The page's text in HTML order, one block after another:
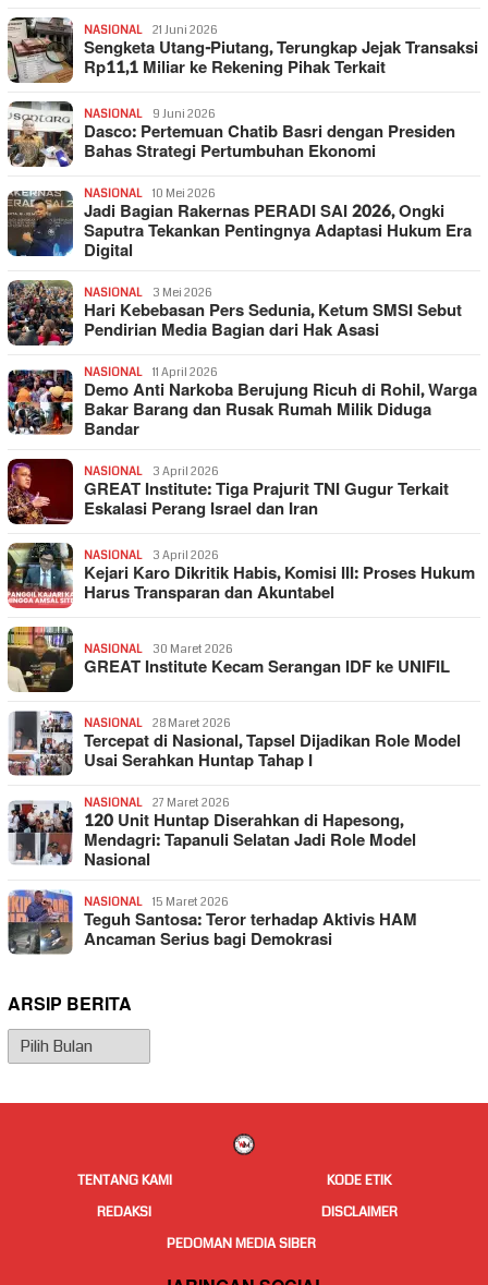
NASIONAL 21 Juni 2026
Sengketa Utang-Piutang, Terungkap Jejak Transaksi
Rp11,1 Miliar ke Rekening Pihak Terkait
NASIONAL 9 Juni 2026
Dasco: Pertemuan Chatib Basri dengan Presiden
Bahas Strategi Pertumbuhan Ekonomi
NASIONAL 10 Mei 2026
Jadi Bagian Rakernas PERADI SAI 2026, Ongki
Saputra Tekankan Pentingnya Adaptasi Hukum Era
Digital
NASIONAL 3 Mei 2026
Hari Kebebasan Pers Sedunia, Ketum SMSI Sebut
Pendirian Media Bagian dari Hak Asasi
NASIONAL 11 April 2026
Demo Anti Narkoba Berujung Ricuh di Rohil, Warga
Bakar Barang dan Rusak Rumah Milik Diduga
Bandar
NASIONAL 3 April 2026
GREAT Institute: Tiga Prajurit TNI Gugur Terkait
Eskalasi Perang Israel dan Iran
NASIONAL 3 April 2026
Kejari Karo Dikritik Habis, Komisi III: Proses Hukum
Harus Transparan dan Akuntabel
NASIONAL 30 Maret 2026
GREAT Institute Kecam Serangan IDF ke UNIFIL
NASIONAL 28 Maret 2026
Tercepat di Nasional, Tapsel Dijadikan Role Model
Usai Serahkan Huntap Tahap I
NASIONAL 27 Maret 2026
120 Unit Huntap Diserahkan di Hapesong,
Mendagri: Tapanuli Selatan Jadi Role Model
Nasional
NASIONAL 15 Maret 2026
Teguh Santosa: Teror terhadap Aktivis HAM
Ancaman Serius bagi Demokrasi
ARSIP BERITA
Arsip
Berita
TENTANG KAMI
KODE ETIK
REDAKSI
DISCLAIMER
PEDOMAN MEDIA SIBER